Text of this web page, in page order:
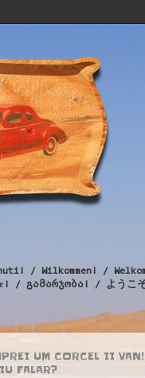
/ Wilkommen! /
/ გამარჯობა! / ようこ
UM CORCEL II
FALAR?